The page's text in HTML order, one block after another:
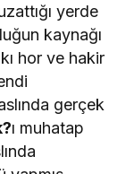
yerde
kaynağı
hor ve hakir
gerçek
ı muhatap